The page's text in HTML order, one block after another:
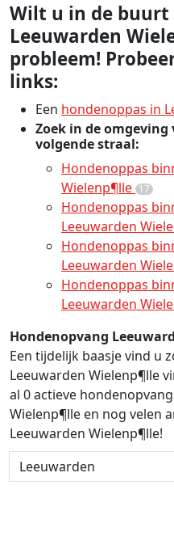
Wilt u in de buurt
Leeuwarden
probleem!
links:
Een hondenoppas in
Zoek in de
volgende straal:
Hondenoppas
Wielenp¶lle 17
Hondenoppas
Leeuwarden
Hondenoppas
Leeuwarden
Hondenoppas
Leeuwarden
Hondenopvang
Een tijdelijk baasje vind u
Leeuwarden Wielenp¶lle
al 0 actieve
Wielenp¶lle en nog velen
Leeuwarden Wielenp¶lle!